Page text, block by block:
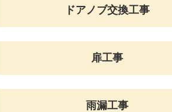
ドアノブ交換工事
扉工事
雨漏工事